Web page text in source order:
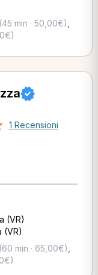
(45 min · 50,00€)
1 Recensioni
(VR)
(VR)
(60 min · 65,00€)